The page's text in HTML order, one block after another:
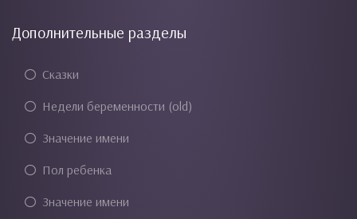
Дополнительные разделы
Сказки
Недели беременности (old)
Значение имени
Пол ребенка
Значение имени